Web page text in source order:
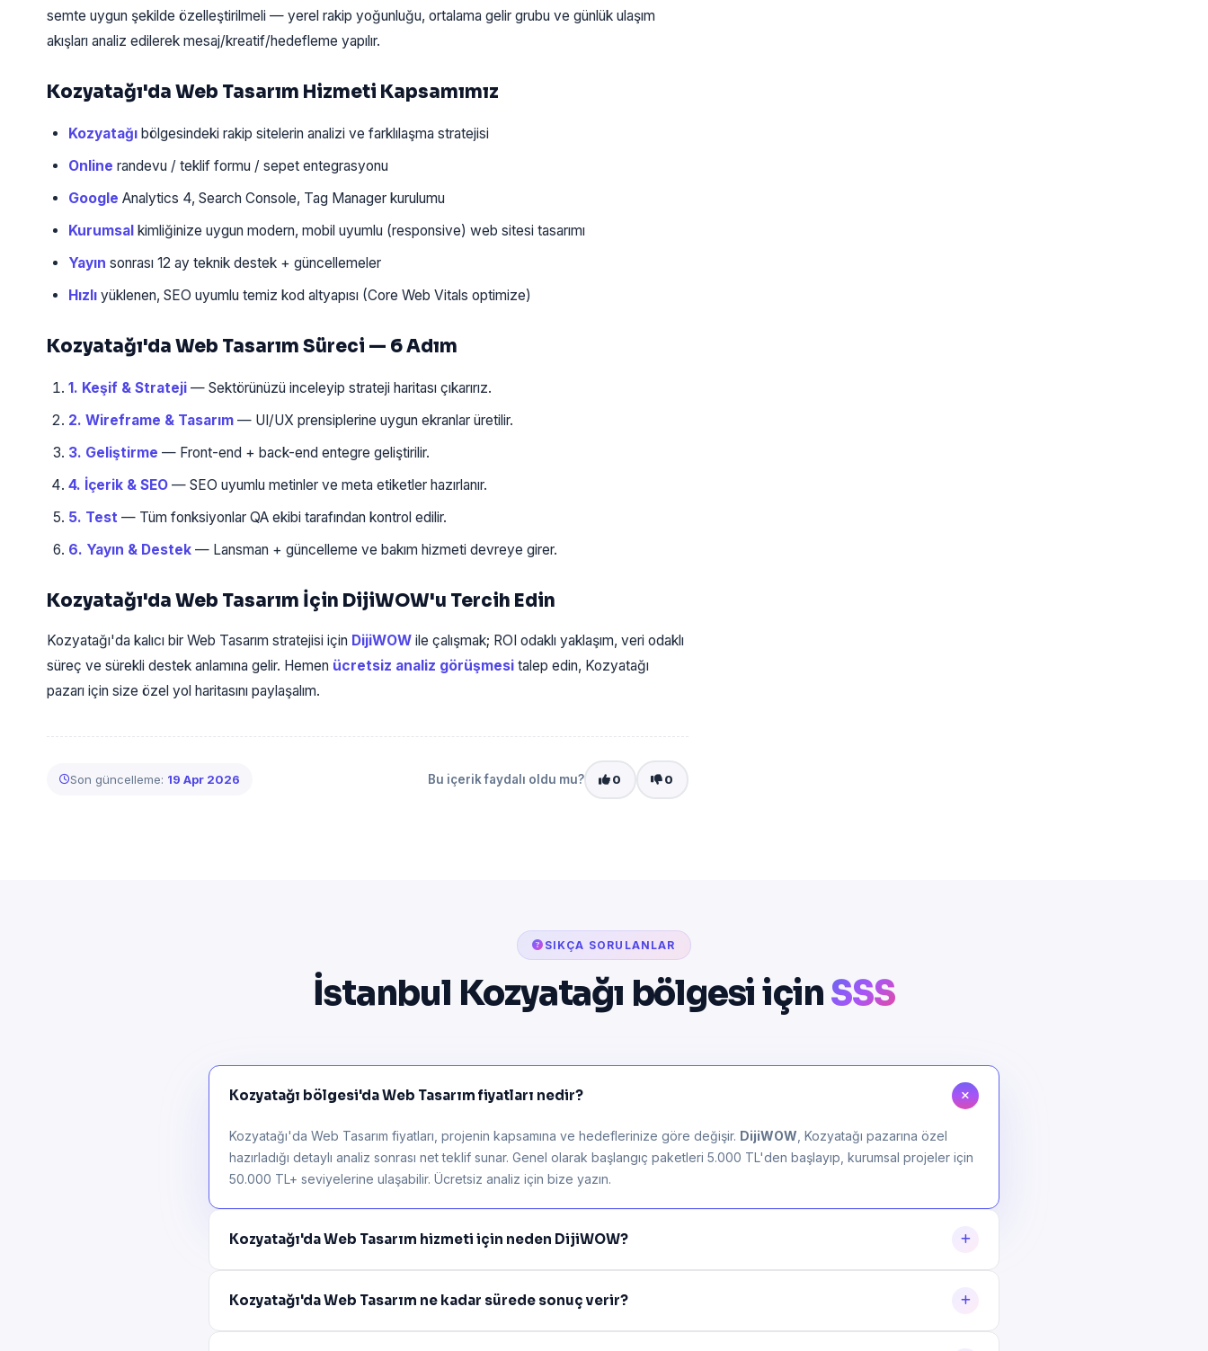
semte uygun şekilde özelleştirilmeli — yerel rakip yoğunluğu, ortalama gelir grubu ve günlük ulaşım
akışları analiz edilerek mesaj/kreatif/hedefleme yapılır.
Kozyatağı'da Web Tasarım Hizmeti Kapsamımız
Kozyatağı bölgesindeki rakip sitelerin analizi ve farklılaşma stratejisi
Online randevu / teklif formu / sepet entegrasyonu
Google Analytics 4, Search Console, Tag Manager kurulumu
Kurumsal kimliğinize uygun modern, mobil uyumlu (responsive) web sitesi tasarımı
Yayın sonrası 12 ay teknik destek + güncellemeler
Hızlı yüklenen, SEO uyumlu temiz kod altyapısı (Core Web Vitals optimize)
Kozyatağı'da Web Tasarım Süreci — 6 Adım
1. Keşif & Strateji — Sektörünüzü inceleyip strateji haritası çıkarırız.
2. Wireframe & Tasarım — UI/UX prensiplerine uygun ekranlar üretilir.
3. Geliştirme — Front-end + back-end entegre geliştirilir.
4. İçerik & SEO — SEO uyumlu metinler ve meta etiketler hazırlanır.
5. Test — Tüm fonksiyonlar QA ekibi tarafından kontrol edilir.
6. Yayın & Destek — Lansman + güncelleme ve bakım hizmeti devreye girer.
Kozyatağı'da Web Tasarım İçin DijiWOW'u Tercih Edin
Kozyatağı'da kalıcı bir Web Tasarım stratejisi için DijiWOW ile çalışmak; ROI odaklı yaklaşım, veri odaklı
süreç ve sürekli destek anlamına gelir. Hemen ücretsiz analiz görüşmesi talep edin, Kozyatağı
pazarı için size özel yol haritasını paylaşalım.
Son güncelleme: 19 Apr 2026 Bu içerik faydalı oldu mu? 0 0
SIKÇA SORULANLAR
İstanbul Kozyatağı bölgesi içinSSS
Kozyatağı bölgesi'da Web Tasarım fiyatları nedir?
Kozyatağı'da Web Tasarım fiyatları, projenin kapsamına ve hedeflerinize göre değişir. DijiWOW , Kozyatağı pazarına özel
hazırladığı detaylı analiz sonrası net teklif sunar. Genel olarak başlangıç paketleri 5.000 TL'den başlayıp, kurumsal projeler için
50.000 TL+ seviyelerine ulaşabilir. Ücretsiz analiz için bize yazın.
Kozyatağı'da Web Tasarım hizmeti için neden DijiWOW?
Kozyatağı'da Web Tasarım ne kadar sürede sonuç verir?